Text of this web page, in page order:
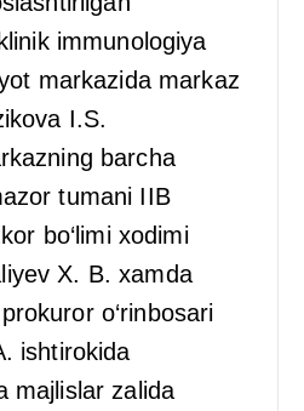
immunologiya
markazida markaz
I.S.
barcha
tumani IIB
bo‘limi xodimi
X. B. xamda
o‘rinbosari
ishtirokida
majlislar zalida